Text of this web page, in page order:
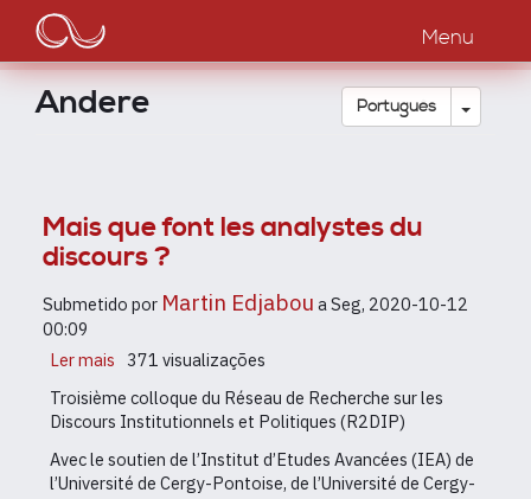
Passar
o
conteúdo
principal
Main
navigation
Menu
Português Toggle
Andere
Mais que font les analystes du
discours ?
Submetido por Martin Edjabou aSeg, 2020-10-12
00:09
Ler mais sobre
que
font
les
analystes
371 visualizações
Troisième colloque du Réseau de Recherche sur les
Discours Institutionnels et Politiques (R2DIP)
Avec le soutien de l’Institut d’Etudes Avancées (IEA) de
l’Université de Cergy-Pontoise, de l’Université de Cergy-